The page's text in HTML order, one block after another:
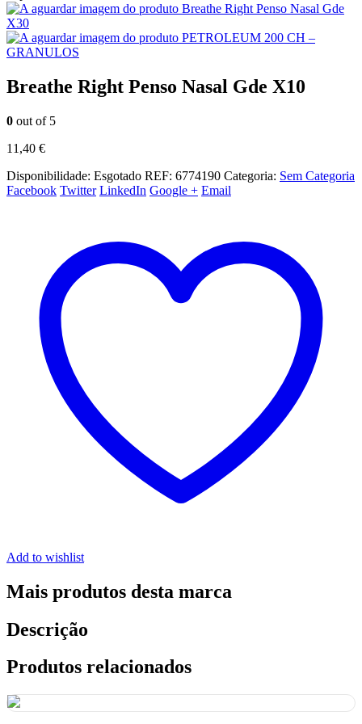
Breathe Right Penso Nasal Gde
X30
PETROLEUM 200 CH –
GRANULOS
Breathe Right Penso Nasal Gde X10
0 out of 5
11,40 €
Disponibilidade: Esgotado REF: 6774190 Categoria: Sem Categoria
Facebook Twitter LinkedIn Google + Email
Add to wishlist
Mais produtos desta marca
Descrição
Produtos relacionados